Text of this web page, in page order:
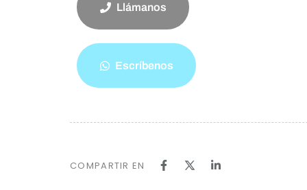
Llámanos
Escríbenos
COMPARTIR EN